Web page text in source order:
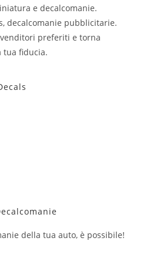
e decalcomanie.
decalcomanie pubblicitarie.
preferiti e torna
tua fiducia.
della tua auto, è possibile!